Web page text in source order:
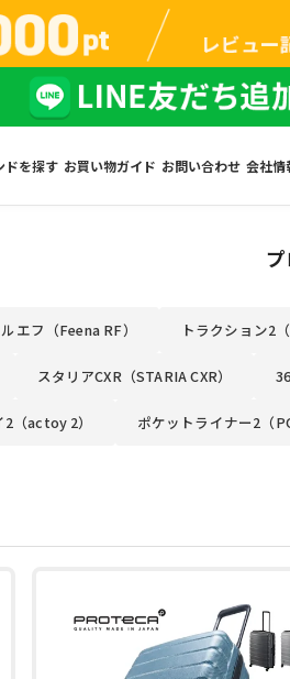
ドを探す お買い物ガイド お問い合わせ 会社情
エフ（Feena RF） トラクション2
スタリアCXR（STARIA CXR）
（actoy 2） ポケットライナー2（